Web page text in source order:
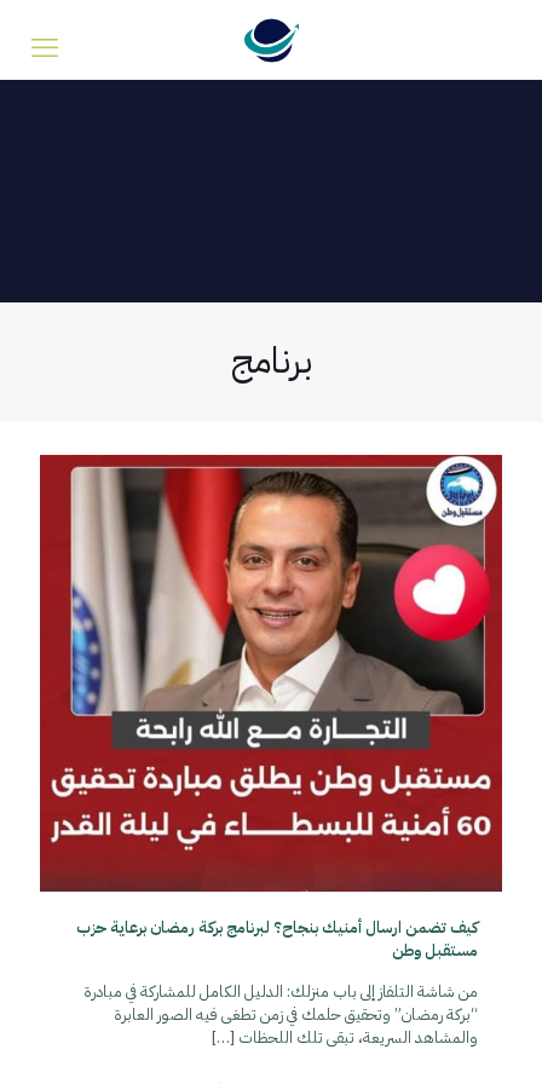
برنامج
كيف تضمن ارسال أمنيك بنجاح؟ لبرنامج بركة رمضان برعاية حزب
مستقبل وطن
من شاشة التلفاز إلى باب منزلك: الدليل الكامل للمشاركة في مبادرة
“بركة رمضان” وتحقيق حلمك في زمن تطغى فيه الصور العابرة
والمشاهد السريعة، تبقى تلك اللحظات […]